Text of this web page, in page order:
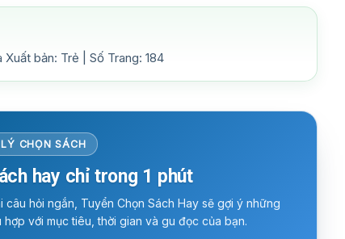
bản: Trẻ | Số Trang: 184
CHỌN SÁCH
hay chỉ trong 1 phút
câu hỏi ngắn, Tuyển Chọn Sách Hay sẽ gợi ý những
hợp với mục tiêu, thời gian và gu đọc của bạn.